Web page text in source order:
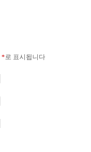
* 로 표시됩니다